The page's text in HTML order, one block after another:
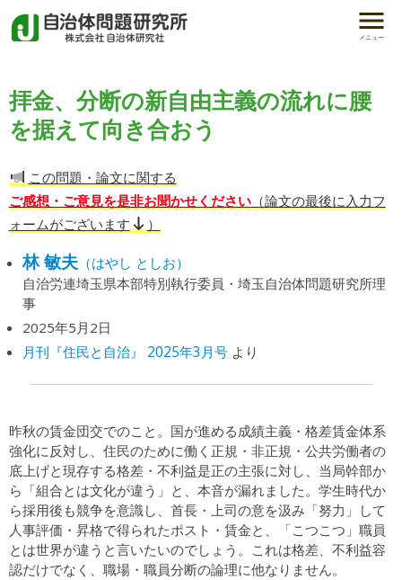
メニュー
拝金、分断の新自由主義の流れに腰
を据えて向き合おう
この問題・論文に関する
ご感想・ご意見を是非お聞かせください（論文の最後に入力フ
ォームがございます
）
林 敏夫（はやし としお）
自治労連埼玉県本部特別執行委員・埼玉自治体問題研究所理
事
2025年5月2日
月刊『住民と自治』 2025年3月号より
昨秋の賃金団交でのこと。国が進める成績主義・格差賃金体系
強化に反対し、住民のために働く正規・非正規・公共労働者の
底上げと現存する格差・不利益是正の主張に対し、当局幹部か
ら「組合とは文化が違う」と、本音が漏れました。学生時代か
ら採用後も競争を意識し、首長・上司の意を汲み「努力」して
人事評価・昇格で得られたポスト・賃金と、「こつこつ」職員
とは世界が違うと言いたいのでしょう。これは格差、不利益容
認だけでなく、職場・職員分断の論理に他なりません。